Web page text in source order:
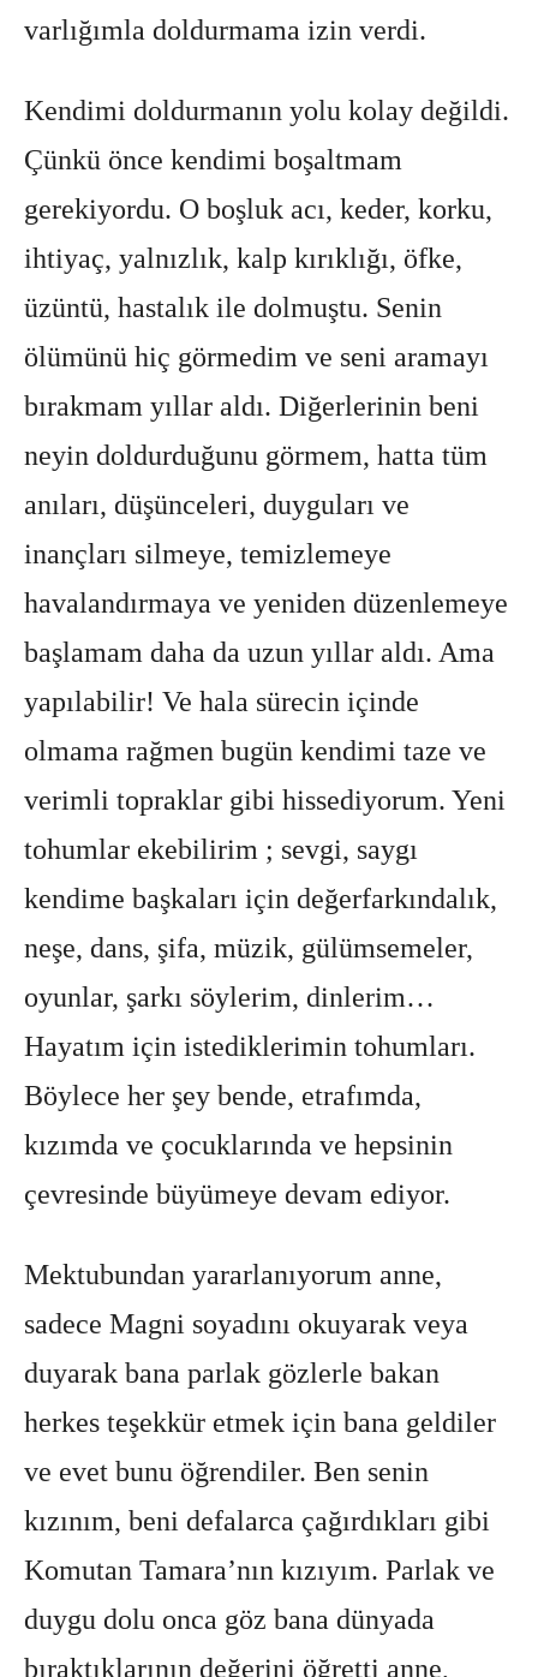
varlığımla doldurmama izin verdi.
Kendimi doldurmanın yolu kolay değildi.
Çünkü önce kendimi boşaltmam
gerekiyordu. O boşluk acı, keder, korku,
ihtiyaç, yalnızlık, kalp kırıklığı, öfke,
üzüntü, hastalık ile dolmuştu. Senin
ölümünü hiç görmedim ve seni aramayı
bırakmam yıllar aldı. Diğerlerinin beni
neyin doldurduğunu görmem, hatta tüm
anıları, düşünceleri, duyguları ve
inançları silmeye, temizlemeye
havalandırmaya ve yeniden düzenlemeye
başlamam daha da uzun yıllar aldı. Ama
yapılabilir! Ve hala sürecin içinde
olmama rağmen bugün kendimi taze ve
verimli topraklar gibi hissediyorum. Yeni
tohumlar ekebilirim ; sevgi, saygı
kendime başkaları için değerfarkındalık,
neşe, dans, şifa, müzik, gülümsemeler,
oyunlar, şarkı söylerim, dinlerim…
Hayatım için istediklerimin tohumları.
Böylece her şey bende, etrafımda,
kızımda ve çocuklarında ve hepsinin
çevresinde büyümeye devam ediyor.
Mektubundan yararlanıyorum anne,
sadece Magni soyadını okuyarak veya
duyarak bana parlak gözlerle bakan
herkes teşekkür etmek için bana geldiler
ve evet bunu öğrendiler. Ben senin
kızınım, beni defalarca çağırdıkları gibi
Komutan Tamara’nın kızıyım. Parlak ve
duygu dolu onca göz bana dünyada
bıraktıklarının değerini öğretti anne,